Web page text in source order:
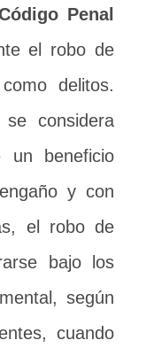
Penal
el robo de
delitos.
considera
un beneficio
y con
el robo de
bajo los
según
cuando